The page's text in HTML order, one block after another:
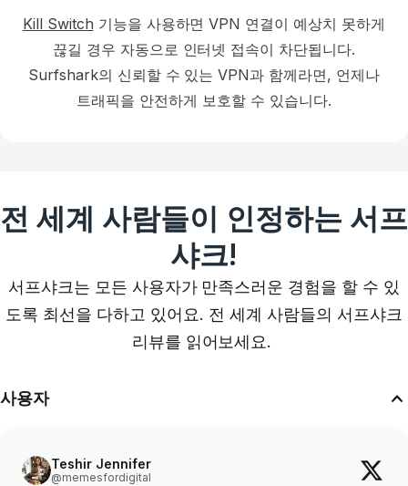
Kill Switch 기능을 사용하면 VPN 연결이 예상치 못하게
끊길 경우 자동으로 인터넷 접속이 차단됩니다.
Surfshark의 신뢰할 수 있는 VPN과 함께라면, 언제나
트래픽을 안전하게 보호할 수 있습니다.
전 세계 사람들이 인정하는 서프
샤크!
서프샤크는 모든 사용자가 만족스러운 경험을 할 수 있
도록 최선을 다하고 있어요. 전 세계 사람들의 서프샤크
리뷰를 읽어보세요.
사용자
Teshir Jennifer
@memesfordigital